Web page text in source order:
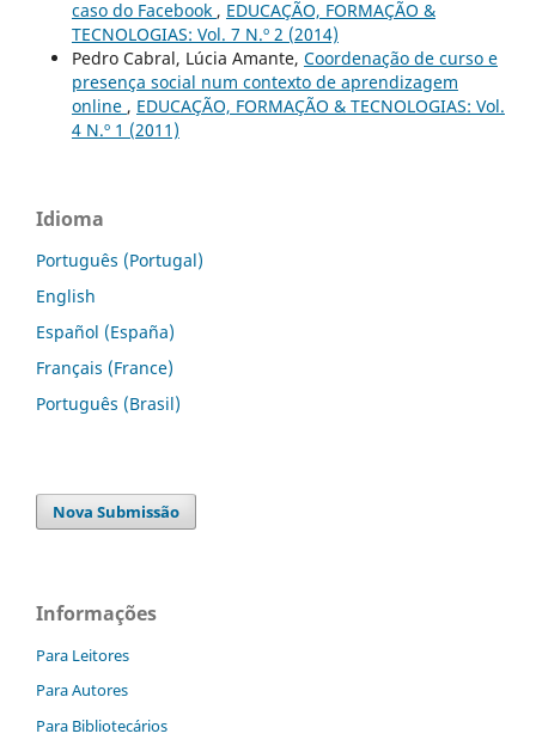
caso do Facebook , EDUCAÇÃO, FORMAÇÃO &
TECNOLOGIAS: Vol. 7 N.º 2 (2014)
Pedro Cabral, Lúcia Amante, Coordenação de curso e
presença social num contexto de aprendizagem
online , EDUCAÇÃO, FORMAÇÃO & TECNOLOGIAS: Vol.
4 N.º 1 (2011)
Idioma
Português (Portugal)
English
Español (España)
Français (France)
Português (Brasil)
Nova Submissão
Informações
Para Leitores
Para Autores
Para Bibliotecários